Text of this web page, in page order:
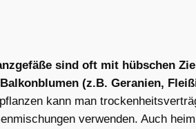
sind oft mit hübschen
(z.B. Geranien,
kann man
verwenden. Auch